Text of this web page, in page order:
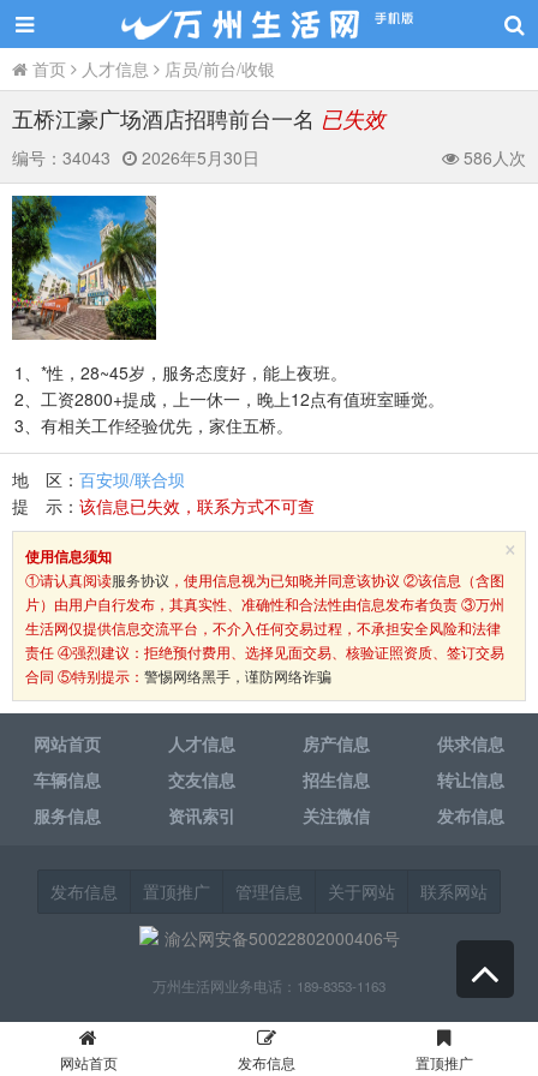
首页 人才信息 店员/前台/收银
五桥江豪广场酒店招聘前台一名 已失效
编号： 34043 2026年5月30日 586人次
1、*性，28~45岁，服务态度好，能上夜班。
2、工资2800+提成，上一休一，晚上12点有值班室睡觉。
3、有相关工作经验优先，家住五桥。
地 区： 百安坝/联合坝
提 示： 该信息已失效，联系方式不可查
×
使用信息须知
①请认真阅读服务协议 ，使用信息视为已知晓并同意该协议 ②该信息（含图
片）由用户自行发布，其真实性、准确性和合法性由信息发布者负责 ③万州
生活网仅提供信息交流平台，不介入任何交易过程，不承担安全风险和法律
责任 ④强烈建议：拒绝预付费用、选择见面交易、核验证照资质、签订交易
合同 ⑤特别提示： 警惕网络黑手，谨防网络诈骗
网站首页 人才信息 房产信息
供求信息
车辆信息
交友信息 招生信息
转让信息
服务信息
资讯索引 关注微信 发布信息
发布信息 置顶推广 管理信息 关于网站
联系网站
渝公网安备50022802000406号
万州生活网业务电话：189-8353-1163
网站首页 发布信息 置顶推广